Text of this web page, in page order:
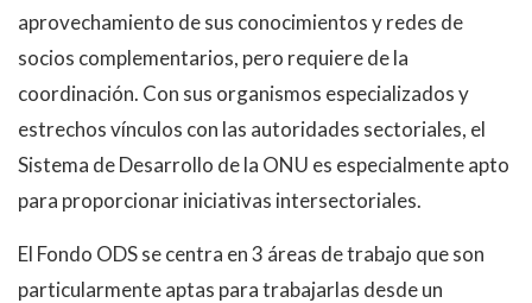
aprovechamiento de sus conocimientos y redes de
socios complementarios, pero requiere de la
coordinación. Con sus organismos especializados y
estrechos vínculos con las autoridades sectoriales, el
Sistema de Desarrollo de la ONU es especialmente apto
para proporcionar iniciativas intersectoriales.
El Fondo ODS se centra en 3 áreas de trabajo que son
particularmente aptas para trabajarlas desde un